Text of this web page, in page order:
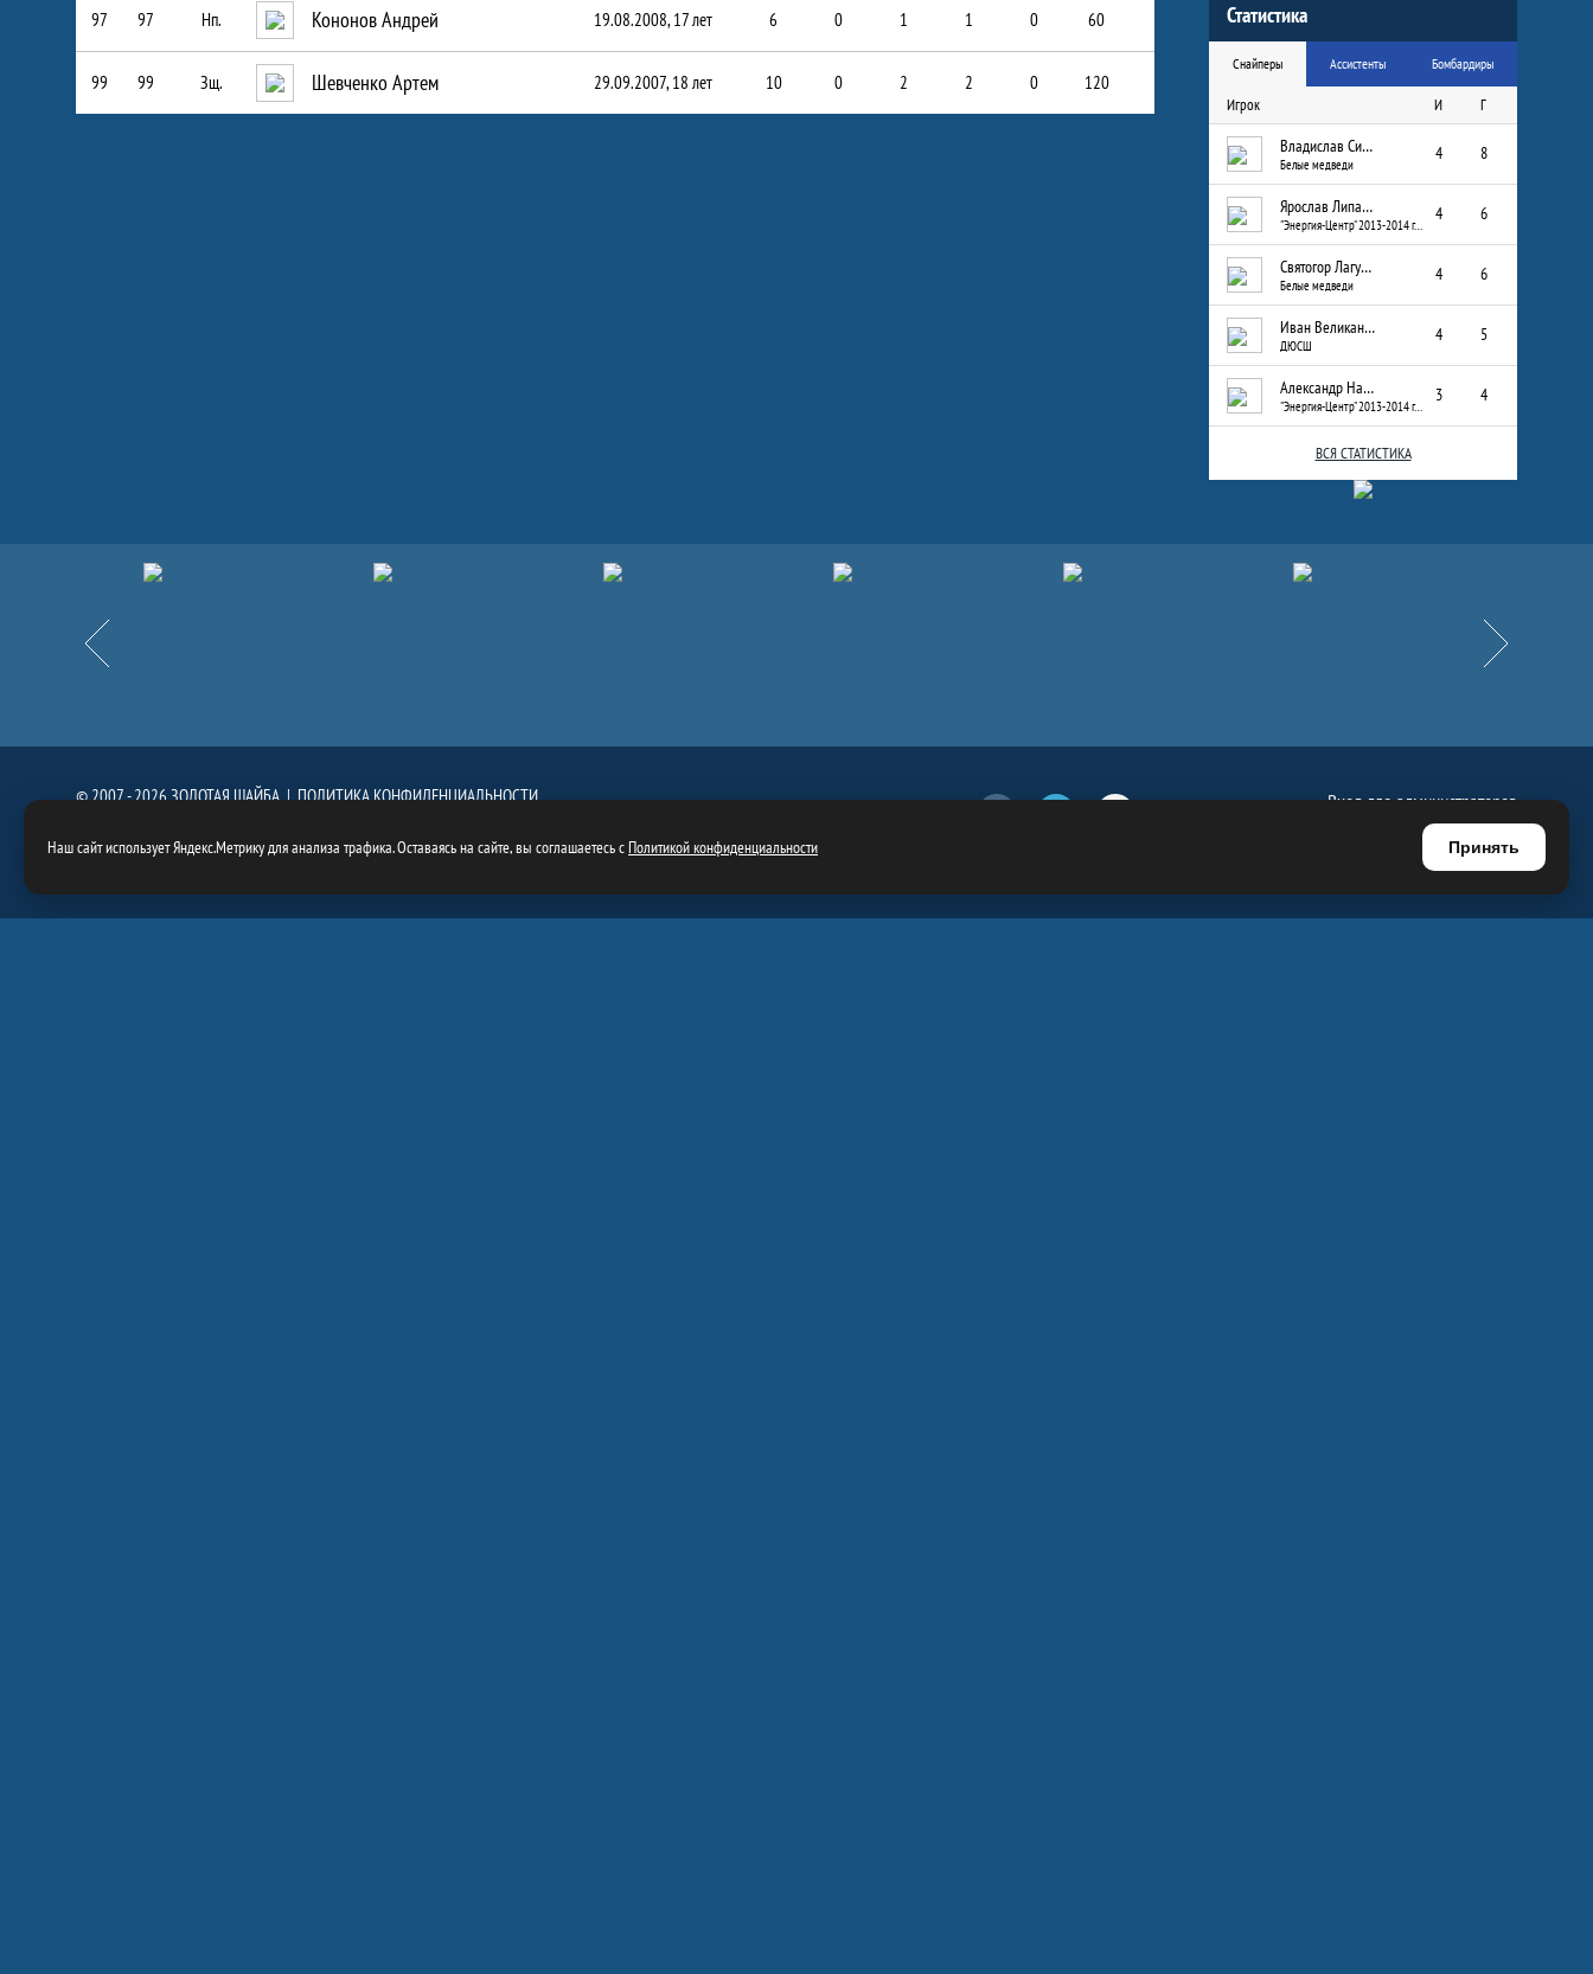
97 97 Нп. Кононов Андрей 19.08.2008, 17 лет 6 0 1 1 0 60
99 99 Зщ. Шевченко Артем 29.09.2007, 18 лет 10 0 2 2 0 120
Статистика
Снайперы Ассистенты Бомбардиры
Игрок И Г
Владислав Сизых 4 8
Белые медведи
Ярослав Липатов 4 6
"Энергия-Центр" 2013-2014 г.р.
Святогор Лагуткин 4 6
Белые медведи
Иван Великанов 4 5
ДЮСШ
Александр Назаров 3 4
"Энергия-Центр" 2013-2014 г.р.
ВСЯ СТАТИСТИКА
Назад
Партнёры
Вперёд
© 2007 - 2026 ЗОЛОТАЯ ШАЙБА |ПОЛИТИКА КОНФИДЕНЦИАЛЬНОСТИ
Вход для администраторов
Регистрация для администраторов
Наш сайт использует Яндекс.Метрику для анализа трафика. Оставаясь на сайте, вы соглашаетесь сПолитикой конфиденциальности Принять